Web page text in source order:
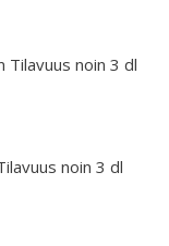
Tilavuus noin 3 dl
noin 3 dl